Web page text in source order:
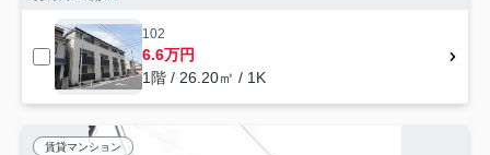
102
6.6万円
1階 / 26.20㎡ / 1K
賃貸マンション